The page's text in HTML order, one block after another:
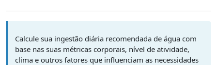
Calcule sua ingestão diária recomendada de água com
base nas suas métricas corporais, nível de atividade,
clima e outros fatores que influenciam as necessidades